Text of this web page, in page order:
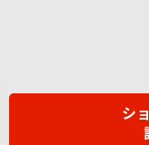
シ